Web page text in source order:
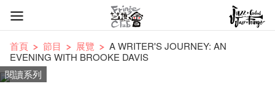
首頁 節目 展覽
A WRITER'S JOURNEY: AN
EVENING WITH BROOKE DAVIS
閱讀系列